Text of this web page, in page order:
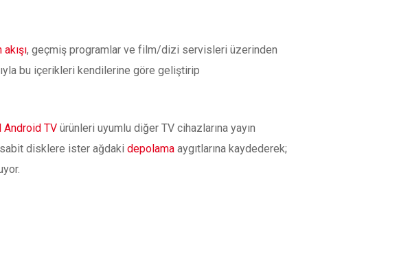
akışı, geçmiş programlar ve film/dizi servisleri üzerinden
bu içerikleri kendilerine göre geliştirip
Android TV ürünleri uyumlu diğer TV cihazlarına yayın
sabit disklere ister ağdaki depolama aygıtlarına kaydederek;